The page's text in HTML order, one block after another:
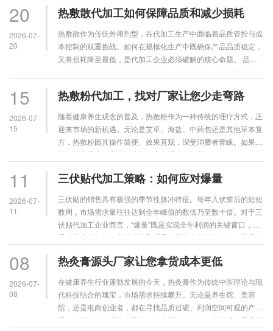
质……
20
2026-07-
20
热敷散代加工如何保障品质和减少损耗
热敷散作为传统外用剂型，在代加工生产中面临着品质管控与成
本控制的双重挑战。如何在规模化生产中既确保产品品质稳定，
又将损耗降至最低，是代加工企业必须破解的核心命题。 品质
保障始于源头。热敷散多由矿物药、植物药等组成，原料的产
应……
15
2026-07-
15
热敷粉代加工，找对厂家让您少走弯路
随着健康养生观念的普及，热敷粉作为一种传统的理疗方式，正
迎来市场的新机遇。无论是艾草、海盐、中药包还是其他草本复
方，热敷粉因其操作简便、效果直观，深受消费者青睐。如果您
正打算入局这一赛道，选择一家合适的代加工（OEM/ODM）厂
找……
11
2026-07-
11
三伏贴代加工策略：如何应对爆量
三伏贴的销售具有极强的季节性脉冲特征。每年入伏前后的短短
数周，市场需求量往往达到全年峰值的数倍乃至数十倍。对于三
伏贴代加工企业而言，“爆量”既是实现全年利润的关键窗口，也
是对供应链韧性、产能弹性和质量管控能力的终极考验。若准备
……
08
2026-07-
08
热灸膏源头厂家让您拿货成本更低
在健康养生行业蓬勃发展的今天，热灸膏作为传统中医理论与现
代科技结合的瑰宝，市场需求持续攀升。无论是养生馆、美容
院，还是电商创业者，都在寻找品质过硬、利润空间可观的产
品。然而，许多经营者面临一个共同的痛点——拿货成本居高不